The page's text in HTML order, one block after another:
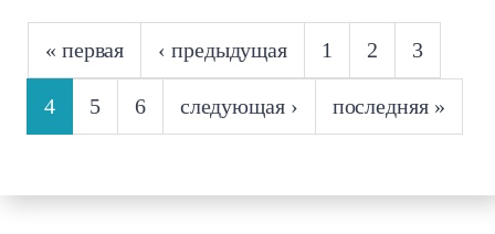
СТРАНИЦЫ
« первая ‹ предыдущая 1 2 3
4 5 6 следующая › последняя »